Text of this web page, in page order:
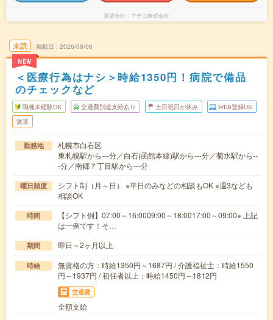
派遣会社 アデコ株式会社
未読
NEW
掲載日 2026/08/06
＜医療行為はナシ＞時給1350円！病院で備品
のチェックなど
職種未経験OK 交通費別途支給あり 土日祝日が休み WEB登録OK
派遣
勤務地
札幌市白石区
東札幌駅から---分／白石(函館本線)駅から---分／菊水駅から--
-分／南郷７丁目駅から---分
曜日頻度
シフト制（月～日） ※平日のみなどの相談もOK ※週3なども
相談OK
時間
【シフト例】07:00～16:0009:00～18:0017:00～09:00※ 上記
は一例です！そ…
期間 即日～2ヶ月以上
時給
無資格の方：時給1350円～1687円 / 介護福祉士：時給1550
円～1937円 / 初任者以上：時給1450円～1812円
交通費
全額支給